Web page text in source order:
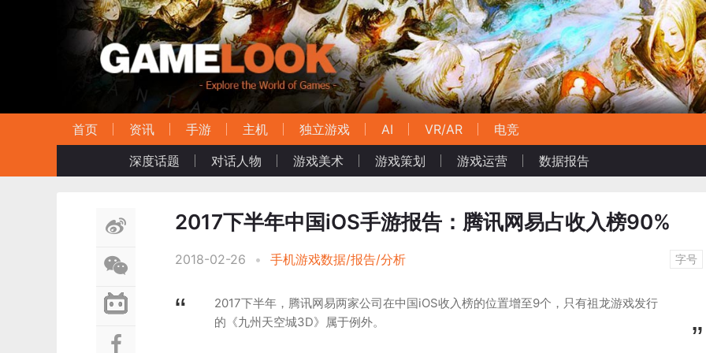
首页 资讯 手游 主机 独立游戏 AI VR/AR
电竞
深度话题
对话人物 游戏美术 游戏策划 游戏运营 数据报告
2017下半年中国iOS手游报告：腾讯网易占收入榜90%
2018-02-26 • 手机游戏数据/报告/分析 字号
2017下半年，腾讯网易两家公司在中国iOS收入榜的位置增至9个，只有祖龙游戏发行
的《九州天空城3D》属于例外。